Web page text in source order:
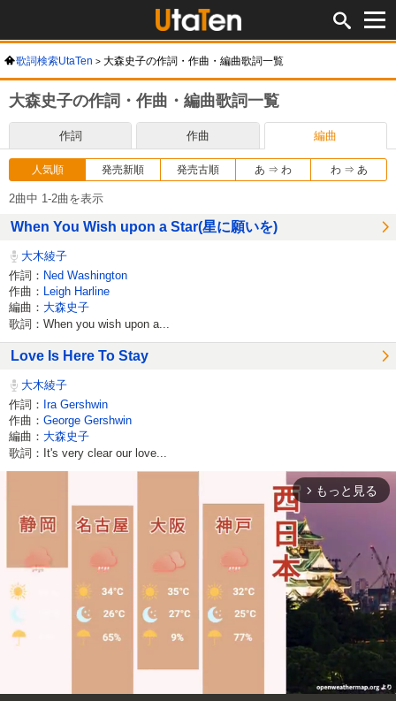
歌詞検索UtaTen 大森史子の作詞・作曲・編曲歌詞一覧
大森史子の作詞・作曲・編曲歌詞一覧
作詞 作曲 編曲
人気順 発売新順 発売古順 あ ⇒ わ わ ⇒ あ
2曲中 1-2曲を表示
When You Wish upon a Star(星に願いを)
大木綾子
作詞： Ned Washington
作曲：
Leigh Harline
編曲： 大森史子
歌詞：When you wish upon a...
Love Is Here To Stay
大木綾子
作詞：
Ira Gershwin
作曲： George Gershwin
編曲： 大森史子
歌詞：It's very clear our love...
arrow_forward_ios もっと見る